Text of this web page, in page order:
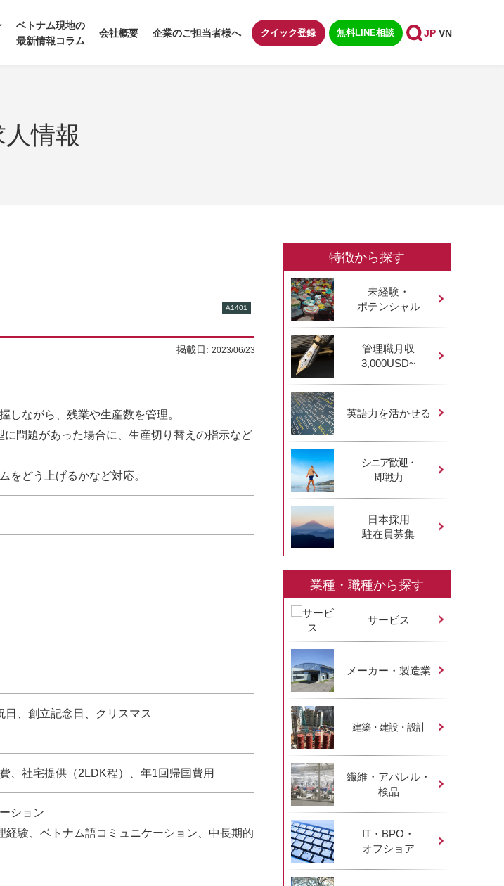
ベトナム現地の
最新情報コラム
会社概要 企業のご担当者様へ クイック登録 無料LINE相談 JP VN
人情報
A1401
掲載日: 2023/06/23
しながら、残業や生産数を管理。
問題があった場合に、生産切り替えの指示など
をどう上げるかなど対応。
、創立記念日、クリスマス
、社宅提供（2LDK程）、年1回帰国費用
ション
験、ベトナム語コミュニケーション、中長期的
特徴から探す
未経験・
ポテンシャル
管理職月収
3,000USD~
英語力を活かせる
シニア歓迎・
即戦力
日本採用
駐在員募集
業種・職種から探す
サービス
メーカー・製造業
建築・建設・設計
繊維・アパレル・
検品
IT・BPO・
オフショア